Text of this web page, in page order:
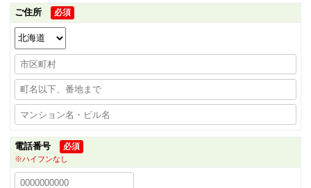
ご住所 必須
電話番号
必須
※ハイフンなし